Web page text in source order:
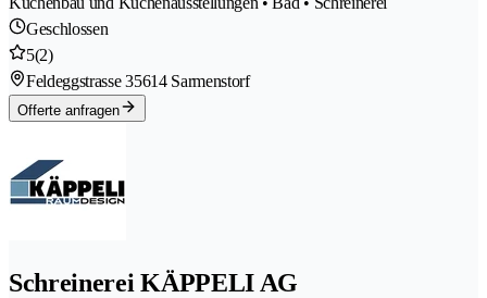
Geschlossen
5(2)
Feldeggstrasse 35614 Sarmenstorf
Offerte anfragen
Schreinerei KÄPPELI AG